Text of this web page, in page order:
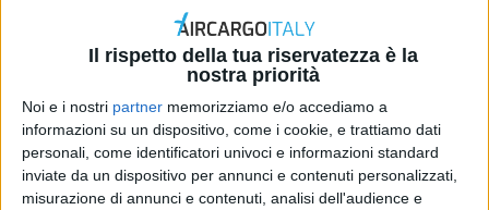
Il rispetto della tua riservatezza è la
nostra priorità
Noi e i nostri partner memorizziamo e/o accediamo a
informazioni su un dispositivo, come i cookie, e trattiamo dati
personali, come identificatori univoci e informazioni standard
inviate da un dispositivo per annunci e contenuti personalizzati,
misurazione di annunci e contenuti, analisi dell'audience e